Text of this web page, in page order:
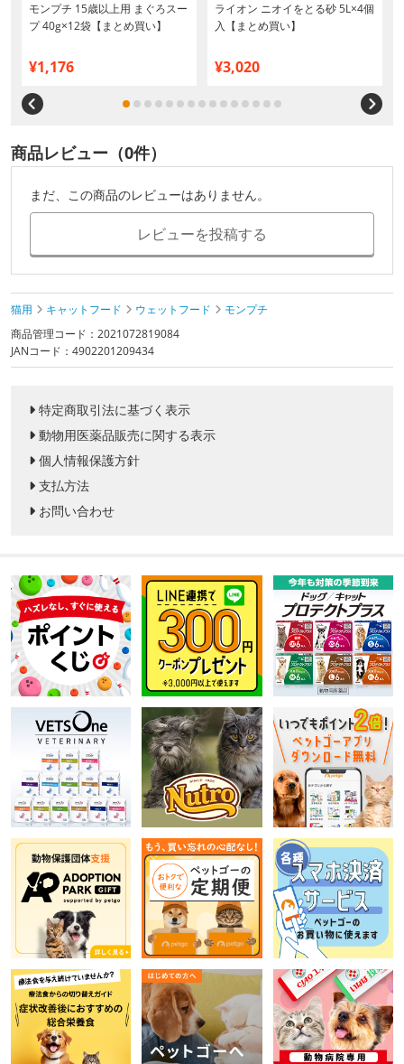
モンプチ 15歳以上用 まぐろスー
プ 40g×12袋【まとめ買い】
¥1,176
ライオン ニオイをとる砂 5L×4個
入【まとめ買い】
¥3,020
商品レビュー（0件）
まだ、この商品のレビューはありません。
レビューを投稿する
猫用 キャットフード ウェットフード
モンプチ
商品管理コード：2021072819084
JANコード：4902201209434
特定商取引法に基づく表示
動物用医薬品販売に関する表示
個人情報保護方針
支払方法
お問い合わせ